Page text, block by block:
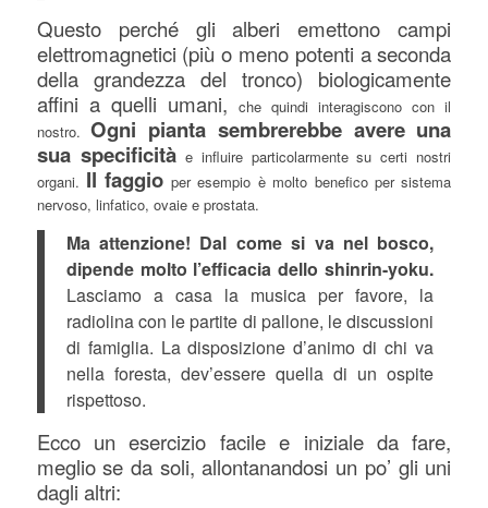
Questo perché gli alberi emettono campi
elettromagnetici (più o meno potenti a seconda
della grandezza del tronco) biologicamente
affini a quelli umani, che quindi interagiscono con il
nostro.Ogni pianta sembrerebbe avere una
sua specificità e influire particolarmente su certi nostri
organi. Il faggio per esempio è molto benefico per sistema
nervoso, linfatico, ovaie e prostata.
Ma attenzione! Dal come si va nel bosco,
dipende molto l’efficacia dello shinrin-yoku.
Lasciamo a casa la musica per favore, la
radiolina con le partite di pallone, le discussioni
di famiglia. La disposizione d’animo di chi va
nella foresta, dev’essere quella di un ospite
rispettoso.
Ecco un esercizio facile e iniziale da fare,
meglio se da soli, allontanandosi un po’ gli uni
dagli altri: